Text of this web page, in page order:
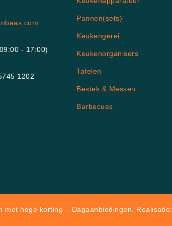
- 17:00)
1202
Pannen(sets)
Keukengerei
Keukenorganisers
Tafelen
Bestek & Messen
Barbecues
met hoge korting – Dagaanbiedingen. Realisatie: